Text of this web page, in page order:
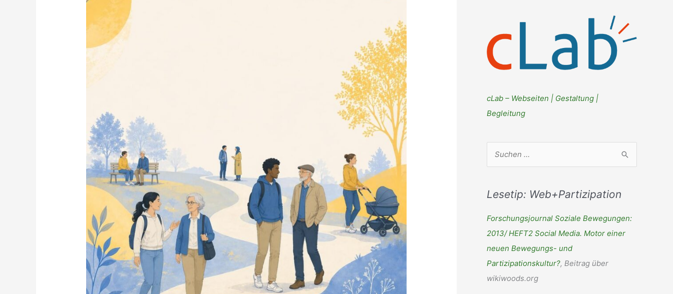
cLab – Webseiten | Gestaltung |
Begleitung
h
n
n
a
c
h
Lesetip: Web+Partizipation
Forschungsjournal Soziale Bewegungen:
2013/ HEFT2 Social Media. Motor einer
neuen Bewegungs- und
Partizipationskultur?, Beitrag über
wikiwoods.org